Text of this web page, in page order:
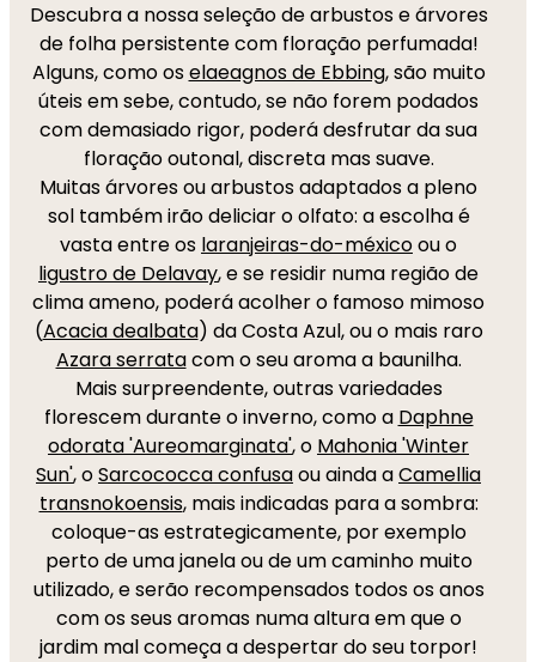
Descubra a nossa seleção de arbustos e árvores
de folha persistente com floração perfumada!
Alguns, como oselaeagnos de Ebbing, são muito
úteis em sebe, contudo, se não forem podados
com demasiado rigor, poderá desfrutar da sua
floração outonal, discreta mas suave.
Muitas árvores ou arbustos adaptados a pleno
sol também irão deliciar o olfato: a escolha é
vasta entre os laranjeiras-do-méxicoou o
ligustro de Delavay, e se residir numa região de
clima ameno, poderá acolher o famoso mimoso
(Acacia dealbata) da Costa Azul, ou o mais raro
Azara serratacom o seu aroma a baunilha.
Mais surpreendente, outras variedades
florescem durante o inverno, como a Daphne
odorata 'Aureomarginata', o Mahonia 'Winter
Sun', oSarcococca confusaou ainda aCamellia
transnokoensis, mais indicadas para a sombra:
coloque-as estrategicamente, por exemplo
perto de uma janela ou de um caminho muito
utilizado, e serão recompensados todos os anos
com os seus aromas numa altura em que o
jardim mal começa a despertar do seu torpor!